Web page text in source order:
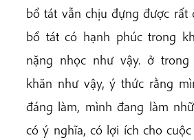
bồ tát vẫn chịu đựng được rất
bồ tát có hạnh phúc trong
nặng nhọc như vậy. ở
khăn như vậy, ý thức rằng
đáng làm, mình đang làm
có ý nghĩa, có lợi ích cho